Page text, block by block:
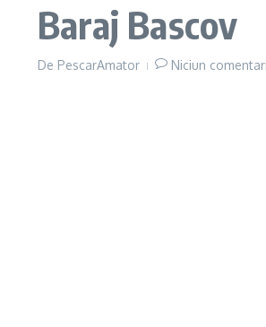
Baraj Bascov
De PescarAmator Niciun